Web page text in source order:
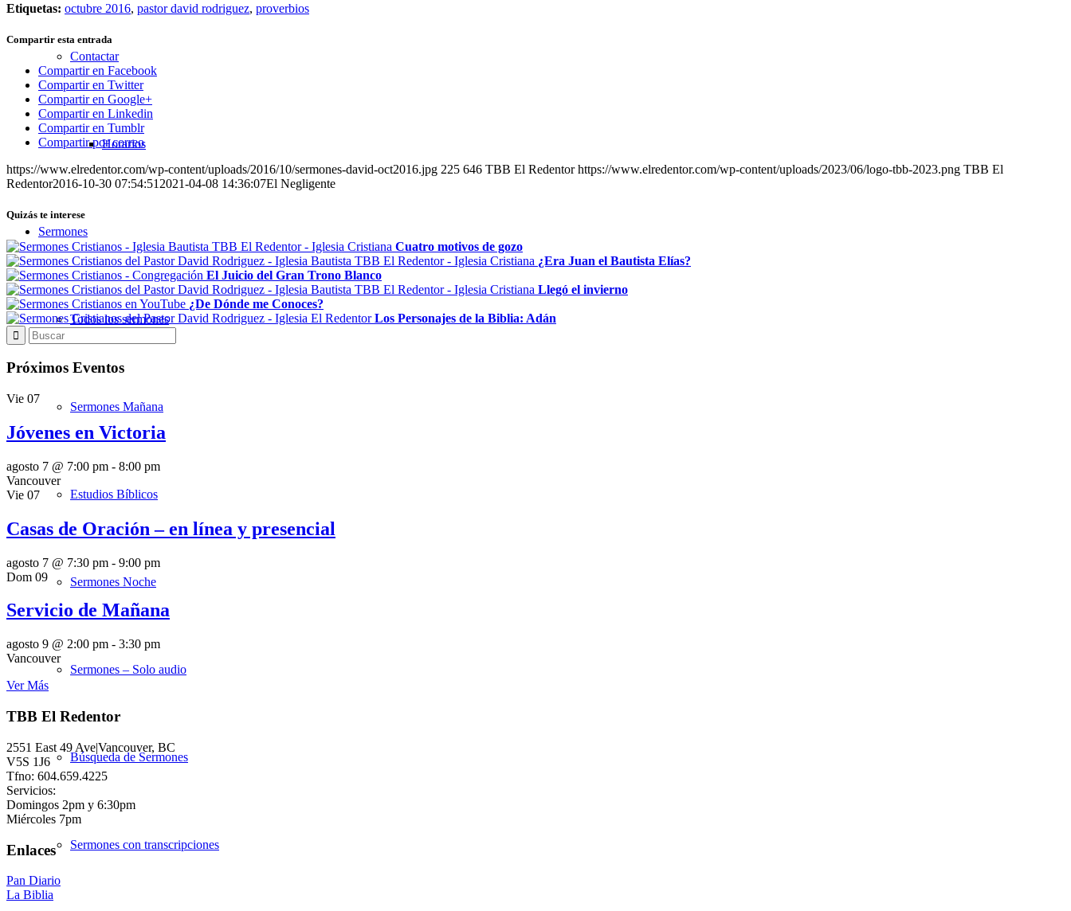
Contactar
Horarios
Sermones
Todos los sermones
Sermones Mañana
Estudios Bíblicos
Sermones Noche
Sermones – Solo audio
Búsqueda de Sermones
Sermones con transcripciones
Etiquetas: octubre 2016, pastor david rodriguez, proverbios
Compartir esta entrada
Compartir en Facebook
Compartir en Twitter
Compartir en Google+
Compartir en Linkedin
Compartir en Tumblr
Compartir por correo
https://www.elredentor.com/wp-content/uploads/2016/10/sermones-david-oct2016.jpg 225 646 TBB El Redentor https://www.elredentor.com/wp-content/uploads/2023/06/logo-tbb-2023.png TBB El
Redentor2016-10-30 07:54:51 2021-04-08 14:36:07El Negligente
Quizás te interese
Cuatro motivos de gozo
¿Era Juan el Bautista Elías?
El Juicio del Gran Trono Blanco
Llegó el invierno
¿De Dónde me Conoces?
Los Personajes de la Biblia: Adán
Próximos Eventos
Vie 07
Jóvenes en Victoria
agosto 7 @ 7:00 pm - 8:00 pm
Vancouver
Vie 07
Casas de Oración – en línea y presencial
agosto 7 @ 7:30 pm - 9:00 pm
Dom 09
Servicio de Mañana
agosto 9 @ 2:00 pm - 3:30 pm
Vancouver
Ver Más
TBB El Redentor
2551 East 49 Ave|Vancouver, BC
V5S 1J6
Tfno: 604.659.4225
Servicios:
Domingos 2pm y 6:30pm
Miércoles 7pm
Enlaces
Pan Diario
La Biblia